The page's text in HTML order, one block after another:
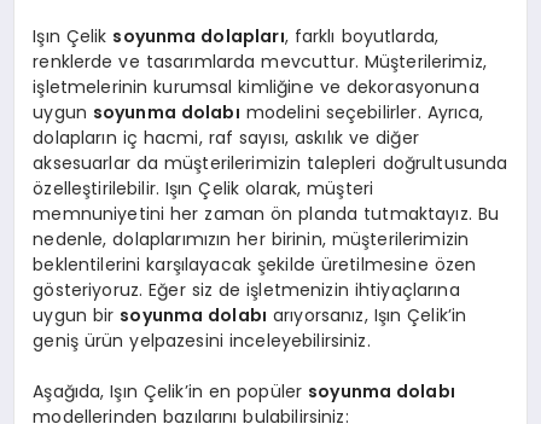
Işın Çelik soyunma dolapları, farklı boyutlarda,
renklerde ve tasarımlarda mevcuttur. Müşterilerimiz,
işletmelerinin kurumsal kimliğine ve dekorasyonuna
uygun soyunma dolabı modelini seçebilirler. Ayrıca,
dolapların iç hacmi, raf sayısı, askılık ve diğer
aksesuarlar da müşterilerimizin talepleri doğrultusunda
özelleştirilebilir. Işın Çelik olarak, müşteri
memnuniyetini her zaman ön planda tutmaktayız. Bu
nedenle, dolaplarımızın her birinin, müşterilerimizin
beklentilerini karşılayacak şekilde üretilmesine özen
gösteriyoruz. Eğer siz de işletmenizin ihtiyaçlarına
uygun bir soyunma dolabı arıyorsanız, Işın Çelik’in
geniş ürün yelpazesini inceleyebilirsiniz.
Aşağıda, Işın Çelik’in en popüler soyunma dolabı
modellerinden bazılarını bulabilirsiniz: